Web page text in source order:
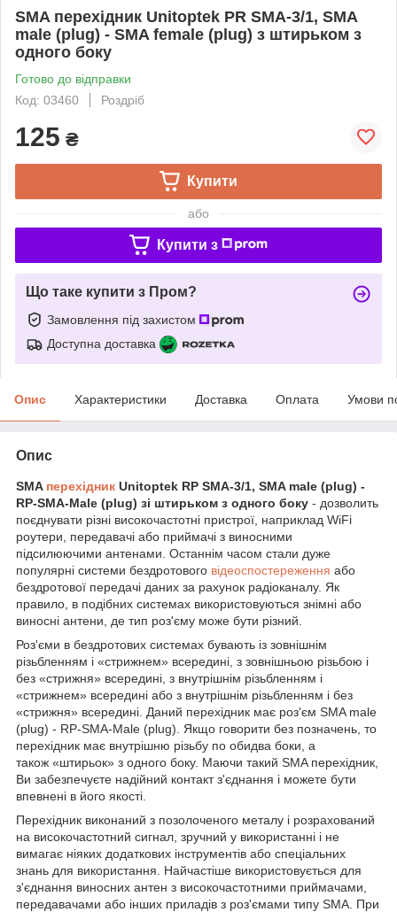
SMA перехідник Unitoptek PR SMA-3/1, SMA
male (plug) - SMA female (plug) з штирьком з
одного боку
Готово до відправки
Код: 03460
Роздріб
125 ₴
Купити
або
Купити з
Що таке купити з Пром?
Замовлення під захистом
Доступна доставка
Опис Характеристики Доставка Оплата Умови
Опис
SMA перехідник Unitoptek RP SMA-3/1, SMA male (plug) -
RP-SMA-Male (plug) зі штирьком з одного боку - дозволить
поєднувати різні високочастотні пристрої, наприклад WiFi
роутери, передавачі або приймачі з виносними
підсилюючими антенами. Останнім часом стали дуже
популярні системи бездротового відеоспостереження або
бездротової передачі даних за рахунок радіоканалу. Як
правило, в подібних системах використовуються знімні або
виносні антени, де тип роз'єму може бути різний.
Роз'єми в бездротових системах бувають із зовнішнім
різьбленням і «стрижнем» всередині, з зовнішньою різьбою і
без «стрижня» всередині, з внутрішнім різьбленням і
«стрижнем» всередині або з внутрішнім різьбленням і без
«стрижня» всередині. Даний перехідник має роз'єм SMA male
(plug) - RP-SMA-Male (plug). Якщо говорити без позначень, то
перехідник має внутрішню різьбу по обидва боки, а
також «штирьок» з одного боку. Маючи такий SMA перехідник,
Ви забезпечуєте надійний контакт з'єднання і можете бути
впевнені в його якості.
Перехідник виконаний з позолоченого металу і розрахований
на високочастотний сигнал, зручний у використанні і не
вимагає ніяких додаткових інструментів або спеціальних
знань для використання. Найчастіше використовується для
з'єднання виносних антен з високочастотними приймачами,
передавачами або інших приладів з роз'ємами типу SMA. При